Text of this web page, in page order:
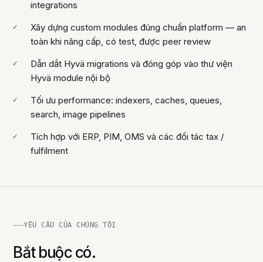
integrations
Xây dựng custom modules đúng chuẩn platform — an
toàn khi nâng cấp, có test, được peer review
Dẫn dắt Hyvä migrations và đóng góp vào thư viện
Hyvä module nội bộ
Tối ưu performance: indexers, caches, queues,
search, image pipelines
Tích hợp với ERP, PIM, OMS và các đối tác tax /
fulfilment
YÊU CẦU CỦA CHÚNG TÔI
Bắt buộc có.